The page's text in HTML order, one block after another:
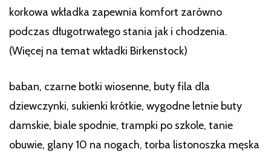
korkowa wkładka zapewnia komfort zarówno
podczas długotrwałego stania jak i chodzenia.
(Więcej na temat wkładki Birkenstock)
baban, czarne botki wiosenne, buty fila dla
dziewczynki, sukienki krótkie, wygodne letnie buty
damskie, biale spodnie, trampki po szkole, tanie
obuwie, glany 10 na nogach, torba listonoszka męska